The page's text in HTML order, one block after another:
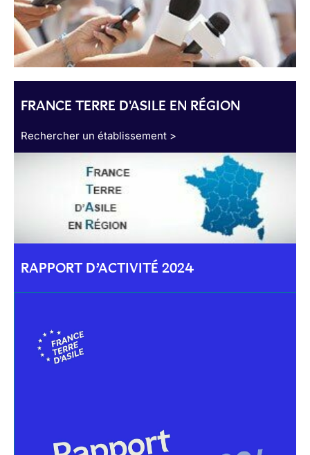
FRANCE TERRE D'ASILE EN RÉGION
Rechercher un établissement >
RAPPORT D’ACTIVITÉ 2024